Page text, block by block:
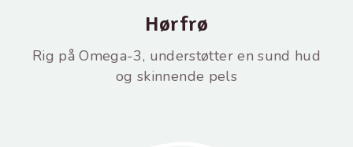
Hørfrø
Rig på Omega-3, understøtter en sund hud
og skinnende pels